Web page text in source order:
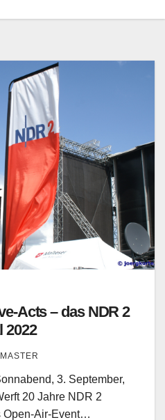
Acts – das NDR 2
2022
3. September,
20 Jahre NDR 2
Open-Air-Event…